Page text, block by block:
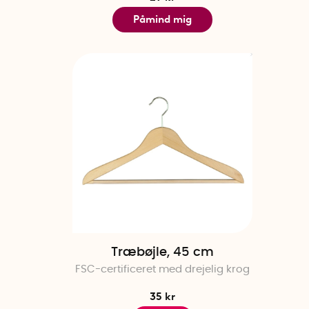
Påmind mig
Træbøjle, 45 cm
FSC-certificeret med drejelig krog
35 kr